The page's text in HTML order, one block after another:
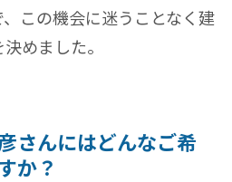
この機会に迷うことなく建
めました。
さんにはどんなご希
か？